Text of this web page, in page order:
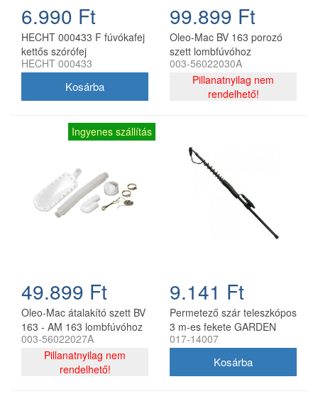
6.990 Ft
HECHT 000433 F fúvókafej
kettős szórófej
permetezőhöz
HECHT 000433
99.899 Ft
Oleo-Mac BV 163 porozó
szett lombfúvóhoz
003-56022030A
Pillanatnyilag nem
rendelhető!
Ingyenes szállítás
49.899 Ft
Oleo-Mac átalakító szett BV
163 - AM 163 lombfúvóhoz
003-56022027A
Pillanatnyilag nem
rendelhető!
9.141 Ft
Permetező szár teleszkópos
3 m-es fekete GARDEN
(017-14007)
017-14007